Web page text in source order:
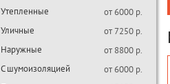
Утепленные
от 6000 р.
Уличные
от 7250 р.
Наружные
от 8800 р.
С шумоизоляцией
от 6000 р.